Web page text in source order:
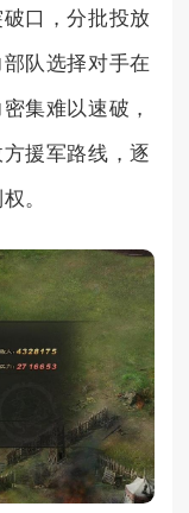
口，分批投放
队选择对手在
集难以速破，
援军路线，逐
。